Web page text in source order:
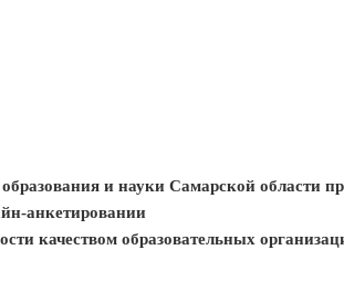
и науки Самарской области
анкетировании
качеством образовательных